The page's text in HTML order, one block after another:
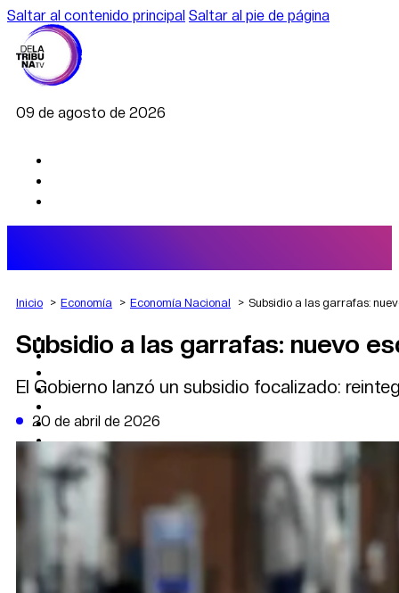
Saltar al contenido principal Saltar al pie de página
09 de agosto de 2026
AGRO
DEPORTES
POLÍTICA
DATA FIRME
DE LA TRIBUNA TV
Inicio Economía Economía Nacional Subsidio a las garrafas:
Subsidio a las garrafas: nuevo
El Gobierno lanzó un subsidio focalizado:
20 de abril de 2026